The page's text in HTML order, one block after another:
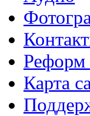
Реформ
Карта